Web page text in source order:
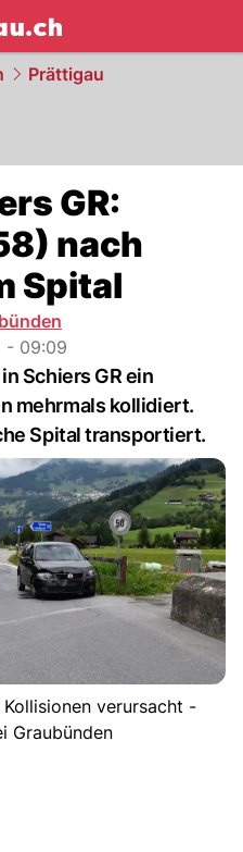
NAU.ch
Prättigau
GR:
nach
Spital
- 09:09
Schiers GR ein
mehrmals kollidiert.
Spital transportiert.
verursacht -
Graubünden